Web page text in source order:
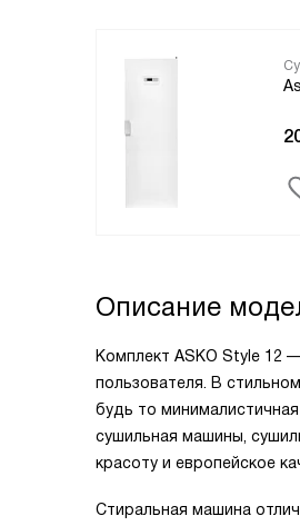
Описание
Комплект ASKO Style 12
пользователя. В
будь то
сушильная машины,
красоту и европейское
Стиральная машина